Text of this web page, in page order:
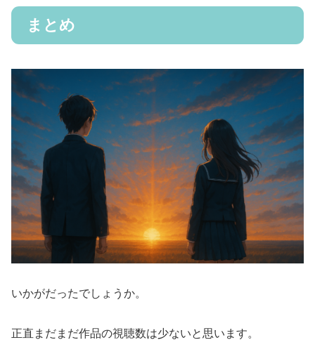
まとめ
いかがだったでしょうか。
正直まだまだ作品の視聴数は少ないと思います。